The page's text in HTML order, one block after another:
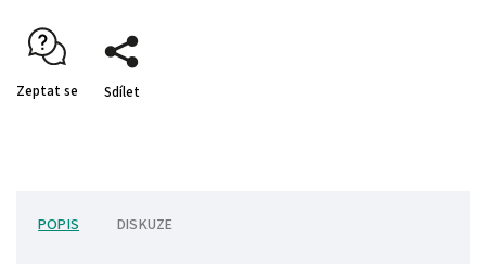
Zeptat se Sdílet
POPIS DISKUZE